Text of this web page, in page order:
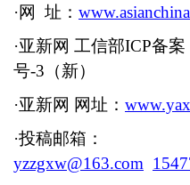
·网 址：
·亚新网 工信部ICP备
号-3（新）
·亚新网 网址：
·投稿邮箱：
yzzgxw@163.com